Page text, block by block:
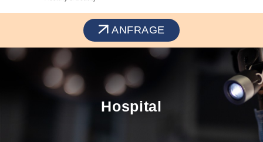
ANFRAGE
Hospital